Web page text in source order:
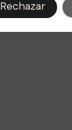
Rechazar